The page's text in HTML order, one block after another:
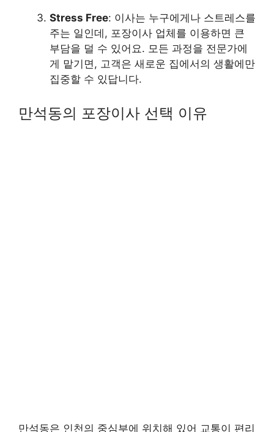
Stress Free: 이사는 누구에게나 스트레스를
주는 일인데, 포장이사 업체를 이용하면 큰
부담을 덜 수 있어요. 모든 과정을 전문가에
게 맡기면, 고객은 새로운 집에서의 생활에만
집중할 수 있답니다.
만석동의 포장이사 선택 이유
만석동은 인천의 중심부에 위치해 있어 교통이 편리